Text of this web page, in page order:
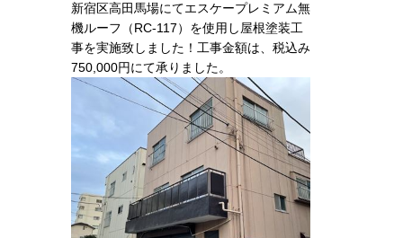
新宿区高田馬場にてエスケープレミアム無
機ルーフ（RC-117）を使用し屋根塗装工
事を実施致しました！工事金額は、税込み
750,000円にて承りました。